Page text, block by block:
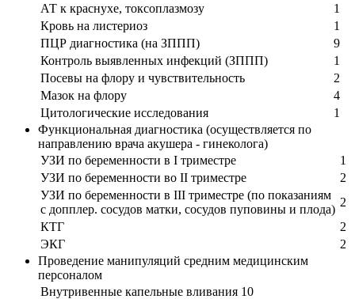
АТ к краснухе, токсоплазмозу
1
Кровь на листериоз
1
ПЦР диагностика (на ЗППП)
9
Контроль выявленных инфекций (ЗППП)
1
Посевы на флору и чувствительность
2
Мазок на флору
4
Цитологические исследования
1
Функциональная диагностика (осуществляется по
направлению врача акушера - гинеколога)
УЗИ по беременности в I триместре
1
УЗИ по беременности во II триместре
2
УЗИ по беременности в III триместре (по показаниям
с допплер. сосудов матки, сосудов пуповины и плода)
2
КТГ
2
ЭКГ
2
Проведение манипуляций средним медицинским
персоналом
Внутривенные капельные вливания 10